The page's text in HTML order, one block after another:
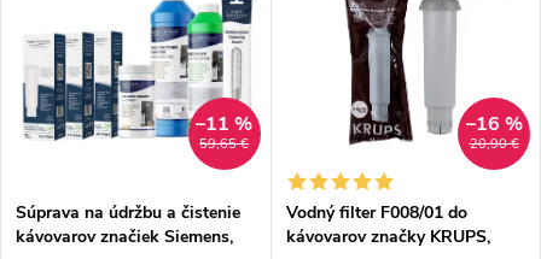
n
e
p
Najpredávanejšie
Abecedne
p
i
s
p
r
59,65 €
–11 %
Súprava na údržbu a čistenie
kávovarov značiek Siemens,
20,90 €
–16 %
Vodný filter F008/01 do
kávovarov značky KRUPS,